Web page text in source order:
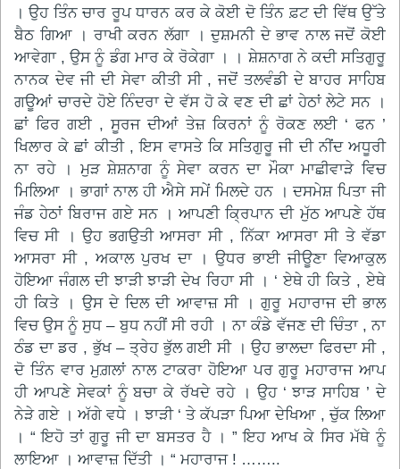
। ਉਹ ਤਿੰਨ ਚਾਰ ਰੂਪ ਧਾਰਨ ਕਰ ਕੇ ਕੋਈ ਦੋ ਤਿੰਨ ਫ਼ਟ ਦੀ ਵਿੱਥ ਉੱਤੇ
ਬੈਠ ਗਿਆ । ਰਾਖੀ ਕਰਨ ਲੱਗਾ । ਦੁਸ਼ਮਨੀ ਦੇ ਭਾਵ ਨਾਲ ਜਦੋਂ ਕੋਈ
ਆਵੇਗਾ , ਉਸ ਨੂੰ ਡੰਗ ਮਾਰ ਕੇ ਰੋਕੇਗਾ । । ਸ਼ੇਸ਼ਨਾਗ ਨੇ ਕਦੀ ਸਤਿਗੁਰੂ
ਨਾਨਕ ਦੇਵ ਜੀ ਦੀ ਸੇਵਾ ਕੀਤੀ ਸੀ , ਜਦੋਂ ਤਲਵੰਡੀ ਦੇ ਬਾਹਰ ਸਾਹਿਬ
ਗਊਆਂ ਚਾਰਦੇ ਹੋਏ ਨਿੰਦਰਾ ਦੇ ਵੱਸ ਹੋ ਕੇ ਵਣ ਦੀ ਛਾਂ ਹੇਠਾਂ ਲੇਟੇ ਸਨ ।
ਛਾਂ ਫਿਰ ਗਈ , ਸੂਰਜ ਦੀਆਂ ਤੇਜ਼ ਕਿਰਨਾਂ ਨੂੰ ਰੋਕਣ ਲਈ ‘ ਫਨ ’
ਖਿਲਾਰ ਕੇ ਛਾਂ ਕੀਤੀ , ਇਸ ਵਾਸਤੇ ਕਿ ਸਤਿਗੁਰੂ ਜੀ ਦੀ ਨੀਂਦ ਅਧੂਰੀ
ਨਾ ਰਹੇ । ਮੁੜ ਸ਼ੇਸ਼ਨਾਗ ਨੂੰ ਸੇਵਾ ਕਰਨ ਦਾ ਮੌਕਾ ਮਾਛੀਵਾੜੇ ਵਿਚ
ਮਿਲਿਆ । ਭਾਗਾਂ ਨਾਲ ਹੀ ਐਸੇ ਸਮੇਂ ਮਿਲਦੇ ਹਨ । ਦਸਮੇਸ਼ ਪਿਤਾ ਜੀ
ਜੰਡ ਹੇਠਾਂ ਬਿਰਾਜ ਗਏ ਸਨ । ਆਪਣੀ ਕ੍ਰਿਪਾਨ ਦੀ ਮੁੱਠ ਆਪਣੇ ਹੱਥ
ਵਿਚ ਸੀ । ਉਹ ਭਗਉਤੀ ਆਸਰਾ ਸੀ , ਨਿੱਕਾ ਆਸਰਾ ਸੀ ਤੇ ਵੱਡਾ
ਆਸਰਾ ਸੀ , ਅਕਾਲ ਪੁਰਖ ਦਾ । ਉਧਰ ਭਾਈ ਜੀਊਣਾ ਵਿਆਕੁਲ
ਹੋਇਆ ਜੰਗਲ ਦੀ ਝਾੜੀ ਝਾੜੀ ਦੇਖ ਰਿਹਾ ਸੀ । ‘ ਏਥੇ ਹੀ ਕਿਤੇ , ਏਥੇ
ਹੀ ਕਿਤੇ । ਉਸ ਦੇ ਦਿਲ ਦੀ ਆਵਾਜ਼ ਸੀ । ਗੁਰੂ ਮਹਾਰਾਜ ਦੀ ਭਾਲ
ਵਿਚ ਉਸ ਨੂੰ ਸੁਧ – ਬੁਧ ਨਹੀਂ ਸੀ ਰਹੀ । ਨਾ ਕੰਡੇ ਵੱਜਣ ਦੀ ਚਿੰਤਾ , ਨਾ
ਠੰਡ ਦਾ ਡਰ , ਭੁੱਖ – ਤ੍ਰੇਹ ਭੁੱਲ ਗਈ ਸੀ । ਉਹ ਭਾਲਦਾ ਫਿਰਦਾ ਸੀ ,
ਦੋ ਤਿੰਨ ਵਾਰ ਮੁਗ਼ਲਾਂ ਨਾਲ ਟਾਕਰਾ ਹੋਇਆ ਪਰ ਗੁਰੂ ਮਹਾਰਾਜ ਆਪ
ਹੀ ਆਪਣੇ ਸੇਵਕਾਂ ਨੂੰ ਬਚਾ ਕੇ ਰੱਖਦੇ ਰਹੇ । ਉਹ ‘ ਝਾੜ ਸਾਹਿਬ ’ ਦੇ
ਨੇੜੇ ਗਏ । ਅੱਗੇ ਵਧੇ । ਝਾੜੀ ‘ ਤੇ ਕੱਪੜਾ ਪਿਆ ਦੇਖਿਆ , ਚੁੱਕ ਲਿਆ
। “ ਇਹੋ ਤਾਂ ਗੁਰੂ ਜੀ ਦਾ ਬਸਤਰ ਹੈ । ” ਇਹ ਆਖ ਕੇ ਸਿਰ ਮੱਥੇ ਨੂੰ
ਲਾਇਆ । ਆਵਾਜ਼ ਦਿੱਤੀ । “ ਮਹਾਰਾਜ ! ……..